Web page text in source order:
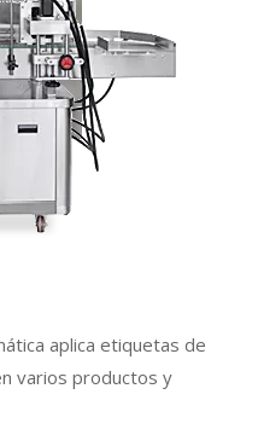
aplica etiquetas de
varios productos y